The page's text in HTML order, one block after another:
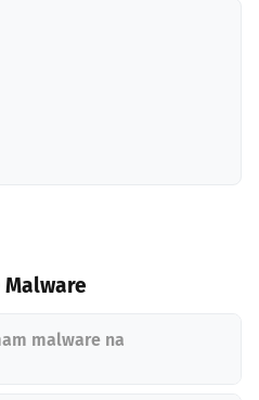
Malware
malware na